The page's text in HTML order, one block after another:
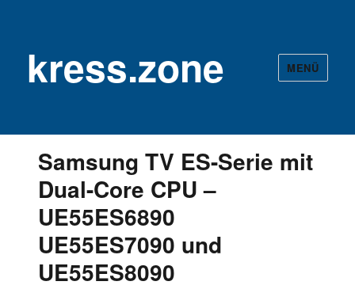
kress.zone MENÜ
Samsung TV ES-Serie mit
Dual-Core CPU –
UE55ES6890
UE55ES7090 und
UE55ES8090